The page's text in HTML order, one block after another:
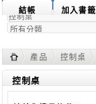
結帳 加入書籤
商品搜尋：
產品
控制桌
控制桌